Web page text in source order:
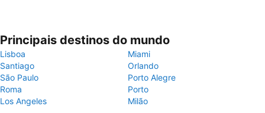
Principais destinos do mundo
Lisboa
Miami
Santiago
Orlando
São Paulo
Porto Alegre
Roma
Porto
Los Angeles
Milão